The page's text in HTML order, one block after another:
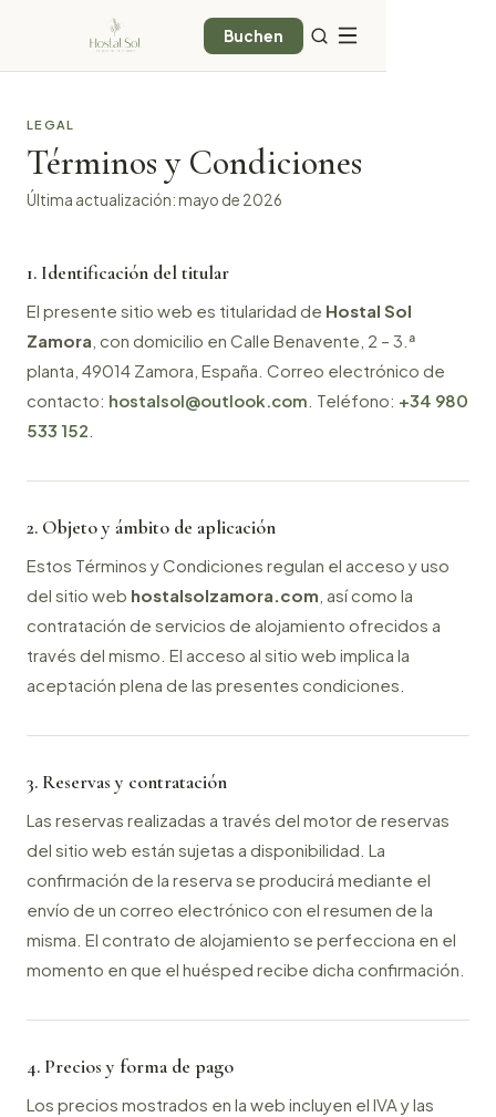
Buchen
LEGAL
Términos y Condiciones
Última actualización: mayo de 2026
1. Identificación del titular
El presente sitio web es titularidad de Hostal Sol
Zamora , con domicilio en Calle Benavente, 2 – 3.ª
planta, 49014 Zamora, España. Correo electrónico de
contacto: hostalsol@outlook.com . Teléfono: +34 980
533 152
2. Objeto y ámbito de aplicación
Estos Términos y Condiciones regulan el acceso y uso
del sitio web hostalsolzamora.com , así como la
contratación de servicios de alojamiento ofrecidos a
través del mismo. El acceso al sitio web implica la
aceptación plena de las presentes condiciones.
3. Reservas y contratación
Las reservas realizadas a través del motor de reservas
del sitio web están sujetas a disponibilidad. La
confirmación de la reserva se producirá mediante el
envío de un correo electrónico con el resumen de la
misma. El contrato de alojamiento se perfecciona en el
momento en que el huésped recibe dicha confirmación.
4. Precios y forma de pago
Los precios mostrados en la web incluyen el IVA y las